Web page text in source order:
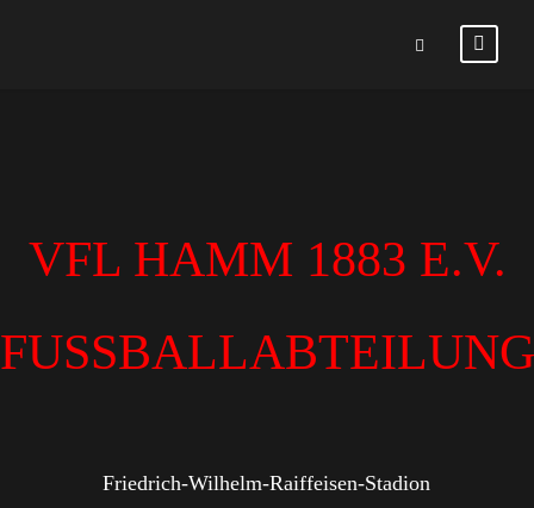
VFL HAMM 1883 E.V.
FUSSBALLABTEILUNG
Friedrich-Wilhelm-Raiffeisen-Stadion